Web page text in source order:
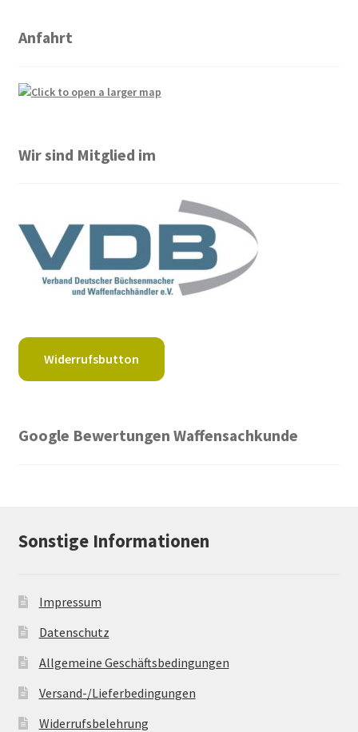
Anfahrt
Wir sind Mitglied im
Widerrufsbutton
Google Bewertungen Waffensachkunde
Sonstige Informationen
Impressum
Datenschutz
Allgemeine Geschäftsbedingungen
Versand-/Lieferbedingungen
Widerrufsbelehrung